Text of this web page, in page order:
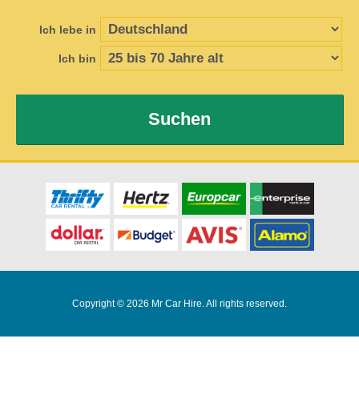
Ich lebe in
Ich bin
Suchen
Copyright © 2026 Mr Car Hire. All rights reserved.